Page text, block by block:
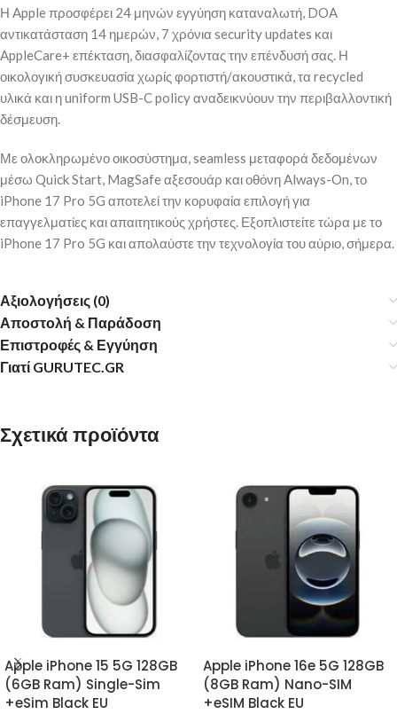
Η Apple προσφέρει 24 μηνών εγγύηση καταναλωτή, DOA
αντικατάσταση 14 ημερών, 7 χρόνια security updates και
AppleCare+ επέκταση, διασφαλίζοντας την επένδυσή σας. Η
οικολογική συσκευασία χωρίς φορτιστή/ακουστικά, τα recycled
υλικά και η uniform USB-C policy αναδεικνύουν την περιβαλλοντική
δέσμευση.
Με ολοκληρωμένο οικοσύστημα, seamless μεταφορά δεδομένων
μέσω Quick Start, MagSafe αξεσουάρ και οθόνη Always-On, το
iPhone 17 Pro 5G αποτελεί την κορυφαία επιλογή για
επαγγελματίες και απαιτητικούς χρήστες. Εξοπλιστείτε τώρα με το
iPhone 17 Pro 5G και απολαύστε την τεχνολογία του αύριο, σήμερα.
Αξιολογήσεις (0)
Αποστολή & Παράδοση
Επιστροφές & Εγγύηση
Γιατί GURUTEC.GR
Σχετικά προϊόντα
Apple iPhone 15 5G 128GB
(6GB Ram) Single-Sim
+eSim Black EU
Apple iPhone 16e 5G 128GB
(8GB Ram) Nano-SIM
+eSIM Black EU